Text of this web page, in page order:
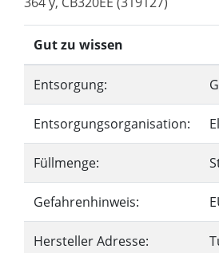
Gut zu wissen
Entsorgung:
Entsorgungsorganisation:
Füllmenge:
Gefahrenhinweis:
Hersteller Adresse: